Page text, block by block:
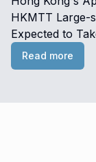
HKMTT Large-scale Shareholding Restructuring is
Expected to
Read more